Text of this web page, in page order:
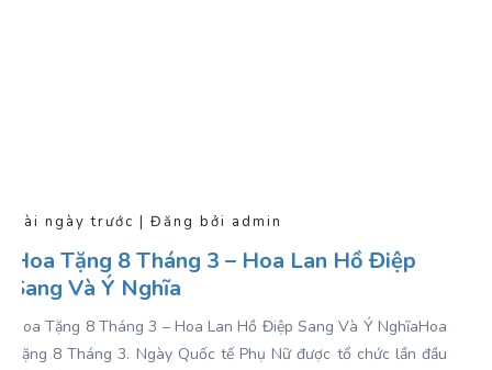
Vài ngày trước | Đăng bởi admin
Hoa Tặng 8 Tháng 3 – Hoa Lan Hồ Điệp
Sang Và Ý Nghĩa
Hoa Tặng 8 Tháng 3 – Hoa Lan Hồ Điệp Sang Và Ý NghĩaHoa
Tặng 8 Tháng 3. Ngày Quốc tế Phụ Nữ được tổ chức lần đầu